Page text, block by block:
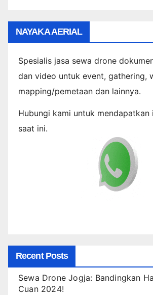
NAYAKA AERIAL
Spesialis jasa sewa drone
dan video untuk event, gathering,
mapping/pemetaan dan lainnya.
Hubungi kami untuk mendapatkan
saat ini.
Recent Posts
Sewa Drone Jogja: Bandingkan
Cuan 2024!